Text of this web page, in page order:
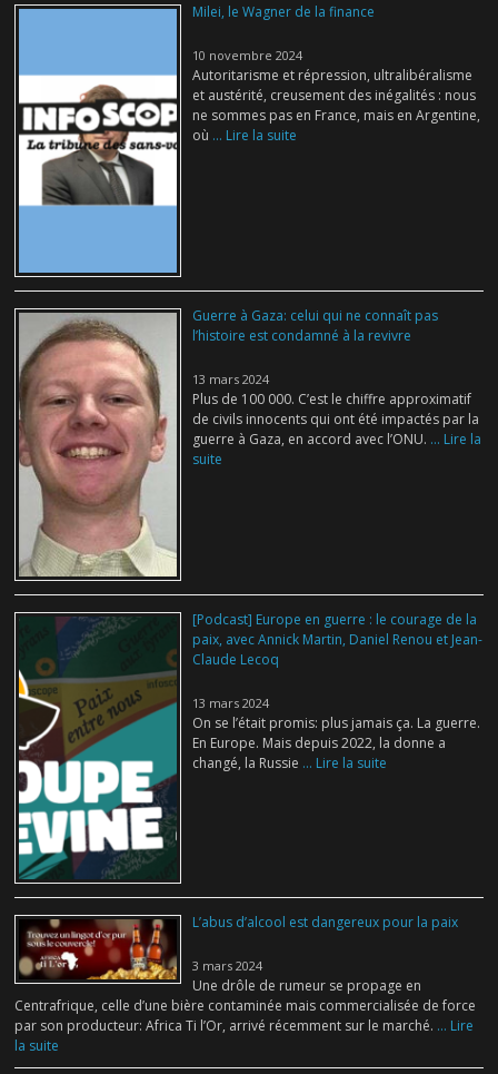
Milei, le Wagner de la finance
10 novembre 2024
Autoritarisme et répression, ultralibéralisme
et austérité, creusement des inégalités : nous
ne sommes pas en France, mais en Argentine,
où ... Lire la suite
Guerre à Gaza: celui qui ne connaît pas
l’histoire est condamné à la revivre
13 mars 2024
Plus de 100 000. C’est le chiffre approximatif
de civils innocents qui ont été impactés par la
guerre à Gaza, en accord avec l’ONU. ... Lire la
suite
[Podcast] Europe en guerre : le courage de la
paix, avec Annick Martin, Daniel Renou et Jean-
Claude Lecoq
13 mars 2024
On se l’était promis: plus jamais ça. La guerre.
En Europe. Mais depuis 2022, la donne a
changé, la Russie ... Lire la suite
L’abus d’alcool est dangereux pour la paix
3 mars 2024
Une drôle de rumeur se propage en
Centrafrique, celle d’une bière contaminée mais commercialisée de force
par son producteur: Africa Ti l’Or, arrivé récemment sur le marché. ... Lire
la suite